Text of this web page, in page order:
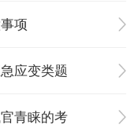
项
应变类题
青睐的考